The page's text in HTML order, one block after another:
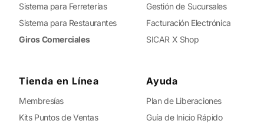
Sistema para Ferreterías
Sistema para Restaurantes
Giros Comerciales
Gestión de Sucursales
Facturación Electrónica
SICAR X Shop
Tienda en Línea
Membresías
Kits Puntos de Ventas
Ayuda
Plan de Liberaciones
Guía de Inicio Rápido